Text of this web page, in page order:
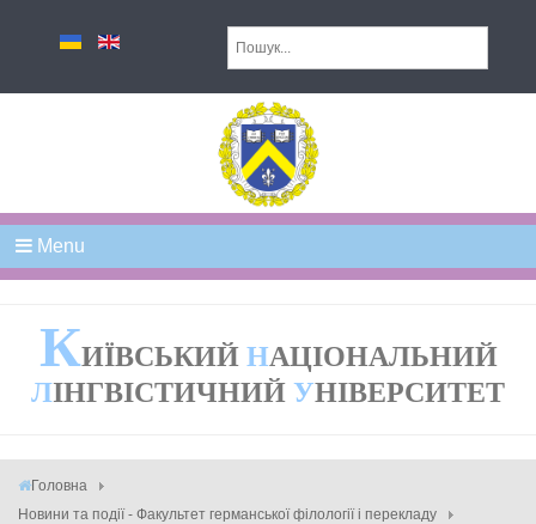
Menu
КИЇВСЬКИЙ НАЦІОНАЛЬНИЙ
ЛІНГВІСТИЧНИЙ УНІВЕРСИТЕТ
Головна
Новини та події - Факультет германської філології і перекладу